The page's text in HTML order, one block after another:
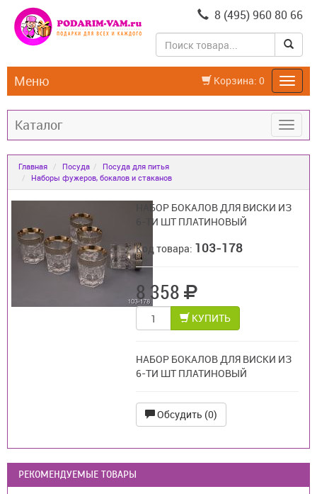
8 (495) 960 80 66
Корзина: 0
Меню
Каталог
Главная Посуда
Посуда для питья
Наборы фужеров, бокалов и стаканов
НАБОР БОКАЛОВ ДЛЯ ВИСКИ ИЗ
6-ТИ ШТ ПЛАТИНОВЫЙ
Код товара: 103-178
8 358
КУПИТЬ
НАБОР БОКАЛОВ ДЛЯ ВИСКИ ИЗ
6-ТИ ШТ ПЛАТИНОВЫЙ
Обсудить (0)
РЕКОМЕНДУЕМЫЕ ТОВАРЫ